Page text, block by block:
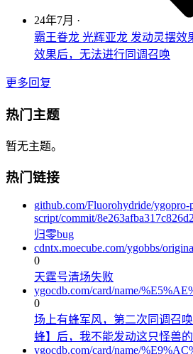
24年7月 ·
霸王眷龙 光辉亚龙 发动灵摆效
效果后，无法进行同调召唤
更多回复
热门主题
暂无主题。
热门链接
github.com/Fluorohydride/ygopro-
script/commit/
归零bug
cdntx.moecube.com/ygobbs/
0
天霆号清场失败
ygocdb.com/card/name/
0
场上有蜂军风，第二次同调召
蜂】后，我不能发动这只怪兽
ygocdb.com/card/name/